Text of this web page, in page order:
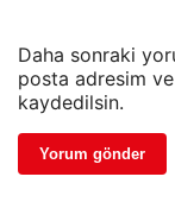
Daha sonraki
posta adresim
kaydedilsin.